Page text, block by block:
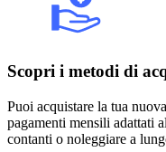
Scopri i metodi di
Puoi acquistare la tua
pagamenti mensili adattati
contanti o noleggiare a